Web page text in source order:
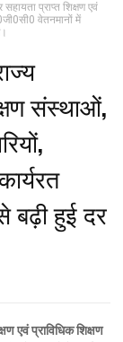
प्राप्त शिक्षण एवं
वेतनमानों में
संस्थाओं,
बढ़ी हुई दर
एवं प्राविधिक शिक्षण